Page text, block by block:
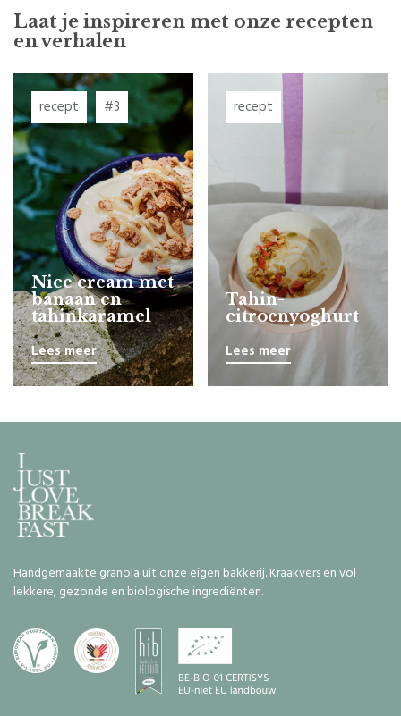
Laat je inspireren met onze recepten
en verhalen
recept #3
Nice cream met
banaan en
tahinkaramel
Lees meer
recept
Tahin-
citroenyoghurt
Lees meer
Handgemaakte granola uit onze eigen bakkerij. Kraakvers en vol
lekkere, gezonde en biologische ingrediënten.